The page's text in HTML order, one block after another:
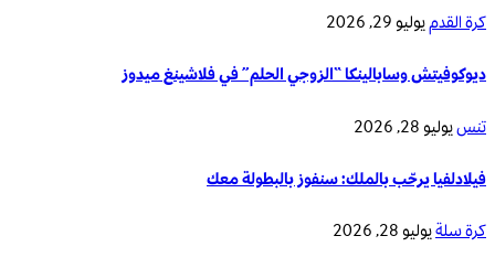
كرة القدميوليو 29, 2026
ديوكوفيتش وسابالينكا “الزوجي الحلم” في فلاشينغ ميدوز
تنسيوليو 28, 2026
فيلادلفيا يرحّب بالملك: سنفوز بالبطولة معك
كرة سلةيوليو 28, 2026